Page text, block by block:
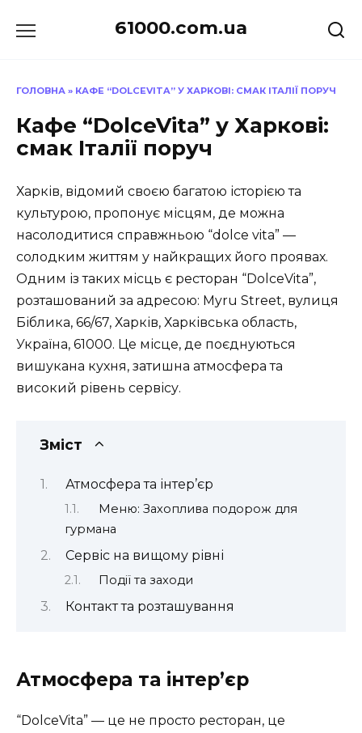
до
61000.com.ua
ГОЛОВНА » КАФЕ “DOLCEVITA” У ХАРКОВІ: СМАК ІТАЛІЇ ПОРУЧ
Кафе “DolceVita” у Харкові:
смак Італії поруч
Харків, відомий своєю багатою історією та
культурою, пропонує місцям, де можна
насолодитися справжньою “dolce vita” —
солодким життям у найкращих його проявах.
Одним із таких місць є ресторан “DolceVita”,
розташований за адресою: Myru Street, вулиця
Біблика, 66/67, Харків, Харківська область,
Україна, 61000. Це місце, де поєднуються
вишукана кухня, затишна атмосфера та
високий рівень сервісу.
Зміст
Атмосфера та інтер’єр
Меню: Захоплива подорож для
гурмана
Сервіс на вищому рівні
Події та заходи
Контакт та розташування
Атмосфера та інтер’єр
“DolceVita” — це не просто ресторан, це